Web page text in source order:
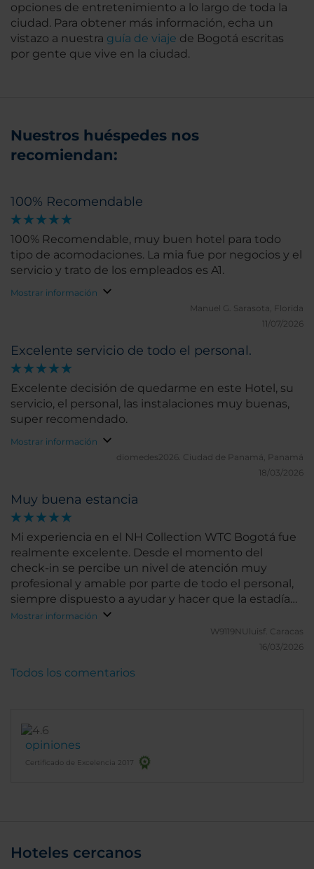
opciones de entretenimiento a lo largo de toda la
ciudad. Para obtener más información, echa un
vistazo a nuestra guía de viaje de Bogotá escritas
por gente que vive en la ciudad.
Nuestros huéspedes nos
recomiendan:
100% Recomendable
100% Recomendable, muy buen hotel para todo
tipo de acomodaciones. La mia fue por negocios y el
servicio y trato de los empleados es A1.
Mostrar información
Manuel G. Sarasota, Florida
11/07/2026
Excelente servicio de todo el personal.
Excelente decisión de quedarme en este Hotel, su
servicio, el personal, las instalaciones muy buenas,
super recomendado.
Mostrar información
diomedes2026. Ciudad de Panamá, Panamá
18/03/2026
Muy buena estancia
Mi experiencia en el NH Collection WTC Bogotá fue
realmente excelente. Desde el momento del
check-in se percibe un nivel de atención muy
profesional y amable por parte de todo el personal,
siempre dispuesto a ayudar y hacer que la estadía
sea cómoda y agradable. Las habitaciones destacan
por su impecable limpieza, comodidad y cuidado en
los detalles, lo que permite descansar plenamente
Todo se mantiene en perfectas condiciones,
hotel es su ubicación privilegiada, dentro del
complejo del World Trade Center y muy cerca de
zonas clave de negocios y entretenimiento como el
Parque de la 93, lo que facilita moverse por la ciudad
impecable y una ubicación estratégica,
convirtiéndose en una opción altamente
Mostrar información
W9119NUluisf. Caracas
16/03/2026
opiniones
Certificado de Excelencia 2017
Todos los comentarios
Hoteles cercanos